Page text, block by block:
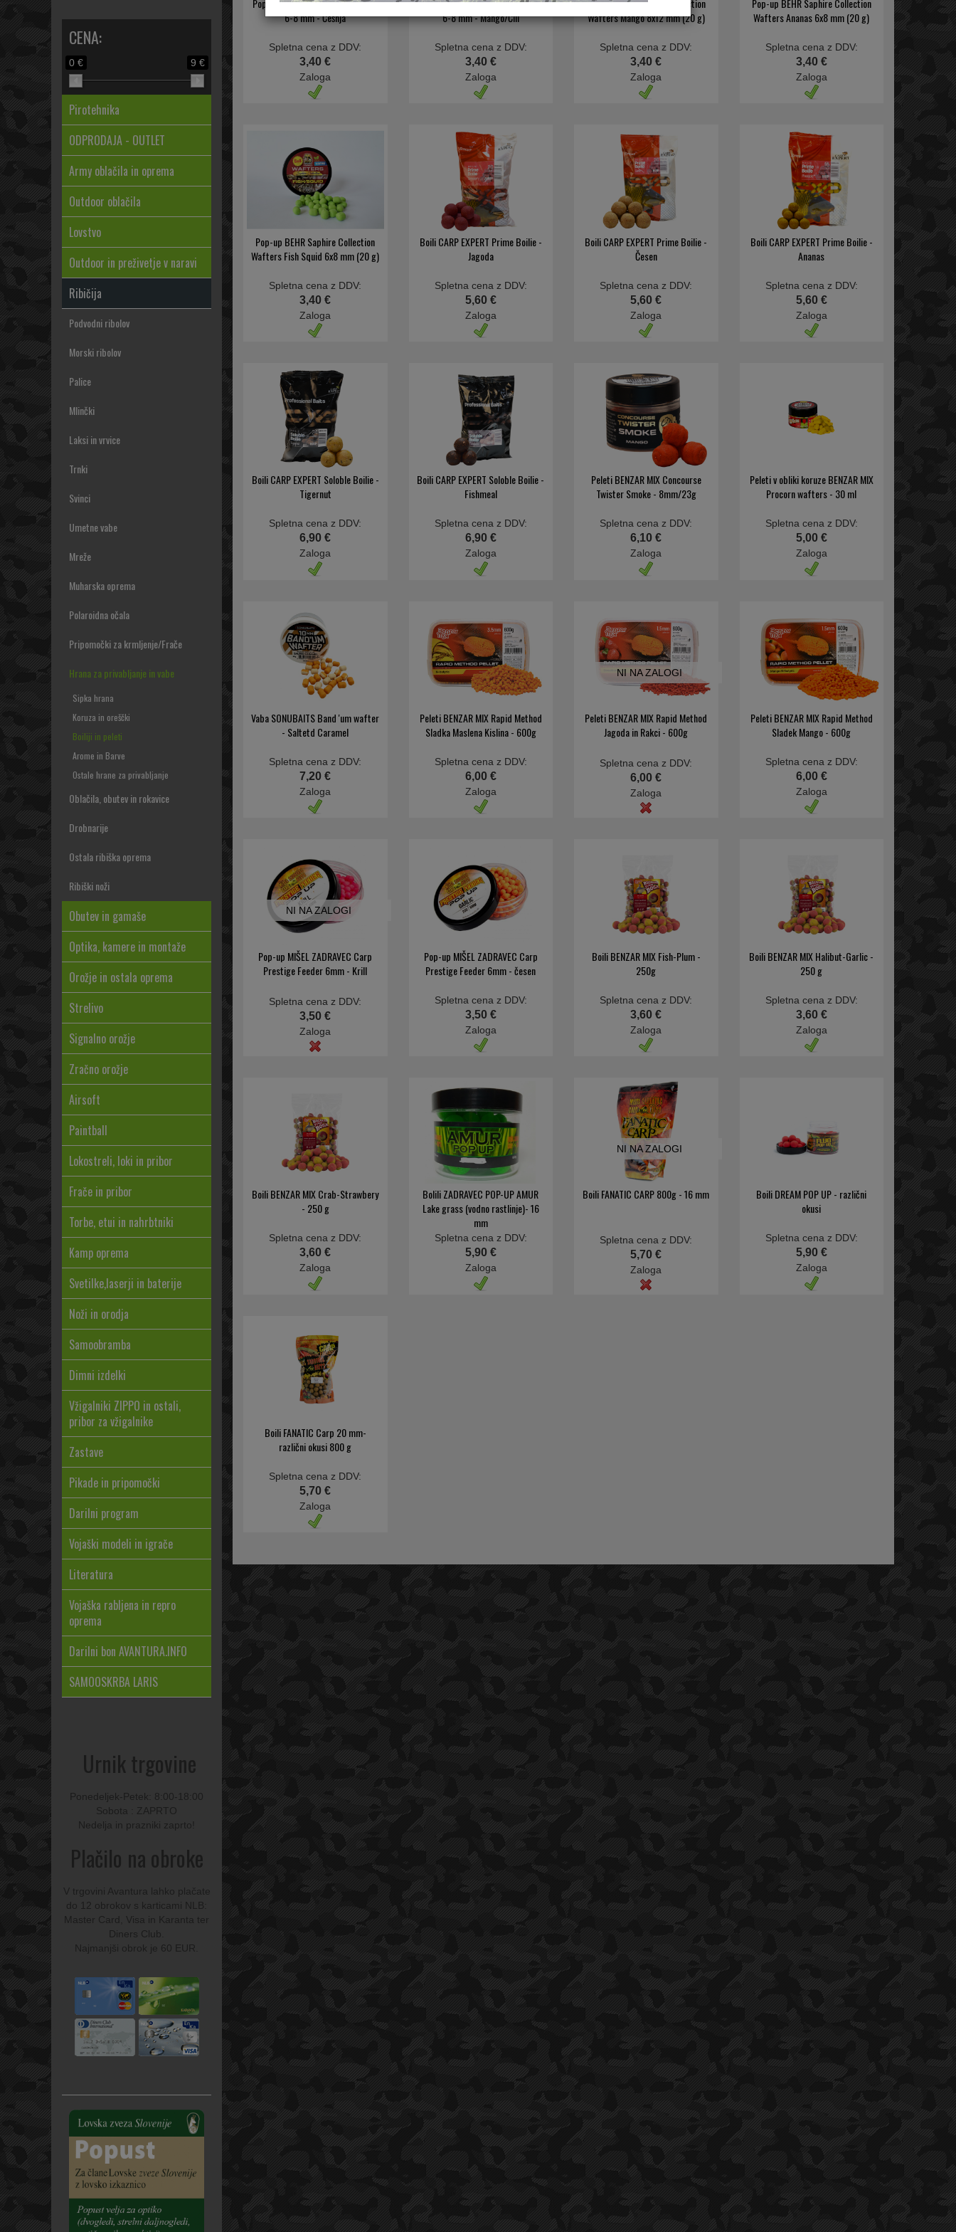
CENA:
0 € 9 €
Pirotehnika
ODPRODAJA - OUTLET
Army oblačila in oprema
Outdoor oblačila
Lovstvo
Outdoor in preživetje v naravi
Ribičija
Podvodni ribolov
Morski ribolov
Palice
Mlinčki
Laksi in vrvice
Trnki
Svinci
Umetne vabe
Mreže
Muharska oprema
Polaroidna očala
Pripomočki za krmljenje/Frače
Hrana za privabljanje in vabe
Sipka hrana
Koruza in oreščki
Boiliji in peleti
Arome in Barve
Ostale hrane za privabljanje
Oblačila, obutev in rokavice
Drobnarije
Ostala ribiška oprema
Ribiški noži
Obutev in gamaše
Optika, kamere in montaže
Orožje in ostala oprema
Strelivo
Signalno orožje
Zračno orožje
Airsoft
Paintball
Lokostreli, loki in pribor
Frače in pribor
Torbe, etui in nahrbtniki
Kamp oprema
Svetilke,laserji in baterije
Noži in orodja
Samoobramba
Dimni izdelki
Vžigalniki ZIPPO in ostali,
pribor za vžigalnike
Zastave
Pikade in pripomočki
Darilni program
Vojaški modeli in igrače
Literatura
Vojaška rabljena in repro
oprema
Darilni bon AVANTURA.INFO
SAMOOSKRBA LARIS
Urnik trgovine
Ponedeljek-Petek: 8:00-18:00
Sobota : ZAPRTO
Nedelja in prazniki zaprto!
Plačilo na obroke
V trgovini Avantura lahko plačate
do 12 obrokov s karticami NLB:
Master Card, Visa in Karanta ter
Diners Club.
Najmanjši obrok je 60 EUR.
Pop-up BENZOAR MIX Lake Series
6-8 mm - Češnja
Spletna cena z DDV:
3,40 €
Zaloga
Pop-up BENZOAR MIX Lake Series
6-8 mm - Mango/Čili
Spletna cena z DDV:
3,40 €
Zaloga
Pop-up BEHR Saphire Collection
Wafters Mango 8x12 mm (20 g)
Spletna cena z DDV:
3,40 €
Zaloga
Pop-up BEHR Saphire Collection
Wafters Ananas 6x8 mm (20 g)
Spletna cena z DDV:
3,40 €
Zaloga
Pop-up BEHR Saphire Collection
Wafters Fish Squid 6x8 mm (20 g)
Spletna cena z DDV:
3,40 €
Zaloga
Boili CARP EXPERT Prime Boilie -
Jagoda
Spletna cena z DDV:
5,60 €
Zaloga
Boili CARP EXPERT Prime Boilie -
Česen
Spletna cena z DDV:
5,60 €
Zaloga
Boili CARP EXPERT Prime Boilie -
Ananas
Spletna cena z DDV:
5,60 €
Zaloga
Boili CARP EXPERT Soloble Boilie -
Tigernut
Spletna cena z DDV:
6,90 €
Zaloga
Boili CARP EXPERT Soloble Boilie -
Fishmeal
Spletna cena z DDV:
6,90 €
Zaloga
Peleti BENZAR MIX Concourse
Twister Smoke - 8mm/23g
Spletna cena z DDV:
6,10 €
Zaloga
Peleti v obliki koruze BENZAR MIX
Procorn wafters - 30 ml
Spletna cena z DDV:
5,00 €
Zaloga
Vaba SONUBAITS Band 'um wafter
- Saltetd Caramel
Spletna cena z DDV:
7,20 €
Zaloga
Peleti BENZAR MIX Rapid Method
Sladka Maslena Kislina - 600g
Spletna cena z DDV:
6,00 €
Zaloga
NI NA ZALOGI
Peleti BENZAR MIX Rapid Method
Jagoda in Rakci - 600g
Spletna cena z DDV:
6,00 €
Zaloga
Peleti BENZAR MIX Rapid Method
Sladek Mango - 600g
Spletna cena z DDV:
6,00 €
Zaloga
NI NA ZALOGI
Pop-up MIŠEL ZADRAVEC Carp
Prestige Feeder 6mm - Krill
Spletna cena z DDV:
3,50 €
Zaloga
Pop-up MIŠEL ZADRAVEC Carp
Prestige Feeder 6mm - česen
Spletna cena z DDV:
3,50 €
Zaloga
Boili BENZAR MIX Fish-Plum -
250g
Spletna cena z DDV:
3,60 €
Zaloga
Boili BENZAR MIX Halibut-Garlic -
250 g
Spletna cena z DDV:
3,60 €
Zaloga
Boili BENZAR MIX Crab-Strawbery
- 250 g
Spletna cena z DDV:
3,60 €
Zaloga
Bolili ZADRAVEC POP-UP AMUR
Lake grass (vodno rastlinje)- 16
mm
Spletna cena z DDV:
5,90 €
Zaloga
NI NA ZALOGI
Boili FANATIC CARP 800g - 16 mm
Spletna cena z DDV:
5,70 €
Zaloga
Boili DREAM POP UP - različni
okusi
Spletna cena z DDV:
5,90 €
Zaloga
Boili FANATIC Carp 20 mm-
različni okusi 800 g
Spletna cena z DDV:
5,70 €
Zaloga